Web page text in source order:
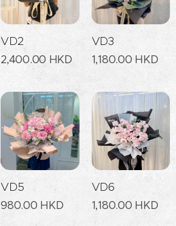
VD2
2,400.00 HKD
VD3
1,180.00 HKD
VD5
980.00 HKD
VD6
1,180.00 HKD